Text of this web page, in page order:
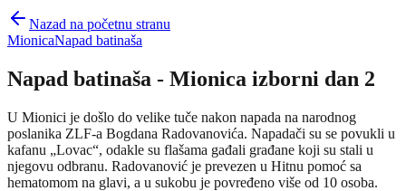
Nazad na početnu stranu
MionicaNapad batinaša
Napad batinaša - Mionica izborni dan 2
U Mionici je došlo do velike tuče nakon napada na narodnog
poslanika ZLF-a Bogdana Radovanovića. Napadači su se povukli u
kafanu „Lovac“, odakle su flašama gađali građane koji su stali u
njegovu odbranu. Radovanović je prevezen u Hitnu pomoć sa
hematomom na glavi, a u sukobu je povređeno više od 10 osoba.